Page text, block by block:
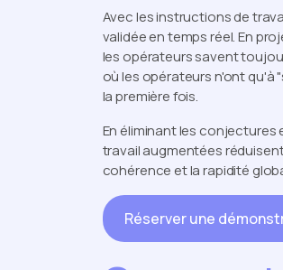
Avec les instructions de
validée en temps réel. En
les opérateurs savent
où les opérateurs n'ont qu'à
la première fois.
En éliminant les
travail augmentées
cohérence et la rapidité
Réserver une